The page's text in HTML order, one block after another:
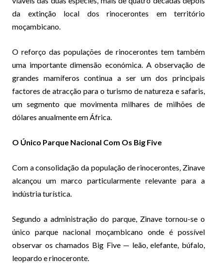
da extinção local dos rinocerontes em território
moçambicano.
O reforço das populações de rinocerontes tem também
uma importante dimensão económica. A observação de
grandes mamíferos continua a ser um dos principais
factores de atracção para o turismo de natureza e safaris,
um segmento que movimenta milhares de milhões de
dólares anualmente em África.
O Único Parque Nacional Com Os Big Five
Com a consolidação da população de rinocerontes, Zinave
alcançou um marco particularmente relevante para a
indústria turística.
Segundo a administração do parque, Zinave tornou-se o
único parque nacional moçambicano onde é possível
observar os chamados Big Five — leão, elefante, búfalo,
leopardo e rinoceronte.